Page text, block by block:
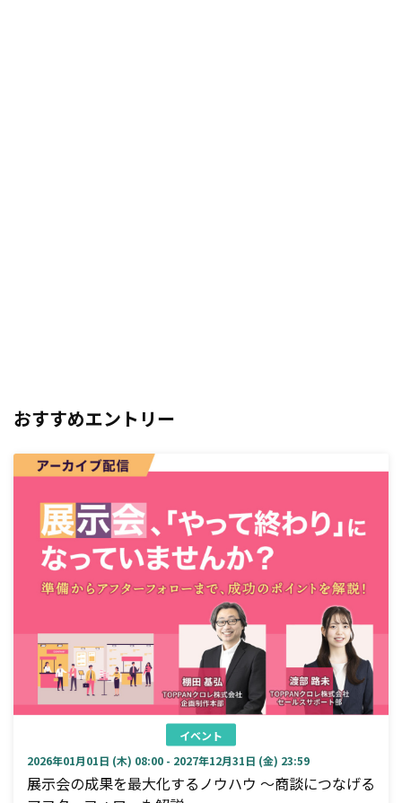
おすすめエントリー
イベント
2026年01月01日 (木) 08:00 - 2027年12月31日 (金) 23:59
展示会の成果を最大化するノウハウ ～商談につなげる